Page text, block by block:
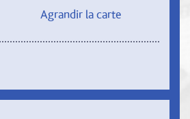
Agrandir la carte